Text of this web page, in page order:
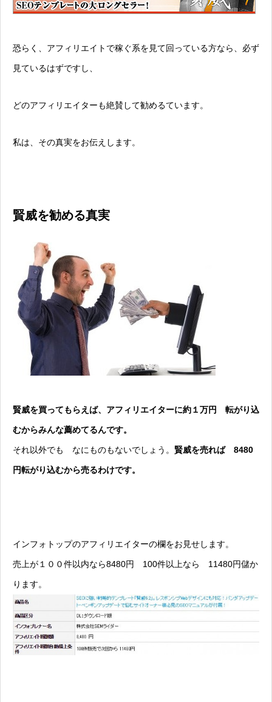
恐らく、アフィリエイトで稼ぐ系を見て回っている方なら、必ず
見ているはずですし、
どのアフィリエイターも絶賛して勧めるています。
私は、その真実をお伝えします。
賢威を勧める真実
賢威を買ってもらえば、アフィリエイターに約１万円 転がり込
むからみんな薦めてるんです。
それ以外でも なにものもないでしょう。 賢威を売れば 8480
円転がり込むから売るわけです。
インフォトップのアフィリエイターの欄をお見せします。
売上が１００件以内なら8480円 100件以上なら 11480円儲か
ります。